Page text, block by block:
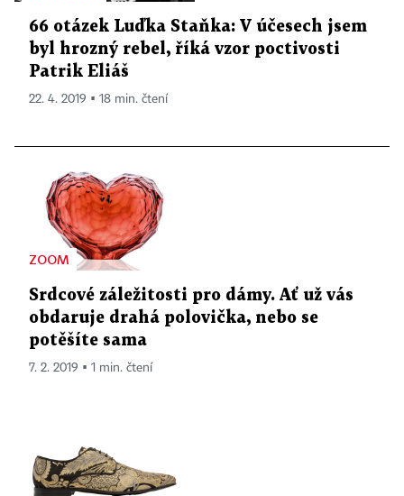
66 otázek Luďka Staňka: V účesech jsem
byl hrozný rebel, říká vzor poctivosti
Patrik Eliáš
22. 4. 2019 ▪ 18 min. čtení
ZOOM
Srdcové záležitosti pro dámy. Ať už vás
obdaruje drahá polovička, nebo se
potěšíte sama
7. 2. 2019 ▪ 1 min. čtení